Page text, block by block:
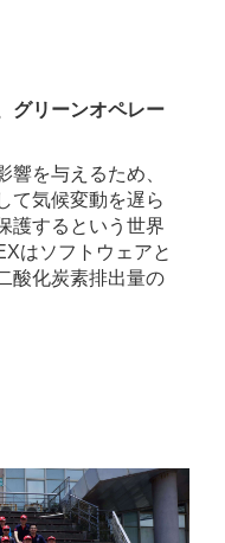
グリーンオペレー
響を与えるため、
て気候変動を遅ら
護するという世界
はソフトウェアと
酸化炭素排出量の